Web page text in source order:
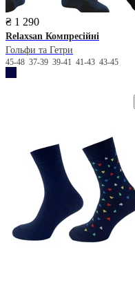
₴ 1 290
Relaxsan Компресійні
Гольфи та Гетри
45-48 37-39 39-41 41-43 43-45